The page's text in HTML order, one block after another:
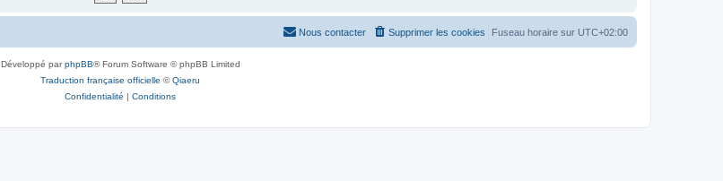
Fuseau horaire sur UTC+02:00
Supprimer les cookies
Nous contacter
Développé parphpBB® Forum Software © phpBB Limited
Traduction française officielle ©Qiaeru
Confidentialité | Conditions